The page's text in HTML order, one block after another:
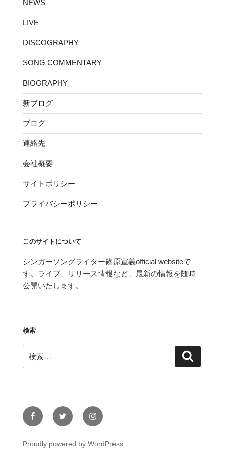
NEWS
LIVE
DISCOGRAPHY
SONG COMMENTARY
BIOGRAPHY
新ブログ
ブログ
連絡先
会社概要
サイトポリシー
プライバシーポリシー
このサイトについて
シンガーソングライター篠原宣義official websiteで
す。ライブ、リリース情報など、最新の情報を随時
公開いたします。
検索
索:
FacebookTwitter Instagram
Proudly powered by WordPress